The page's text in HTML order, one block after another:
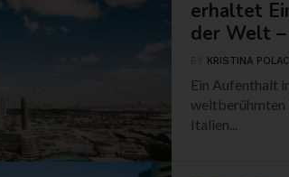
erhaltet
der Welt
KRISTINA
Ein Aufenthalt
weltberühmten
Italien...